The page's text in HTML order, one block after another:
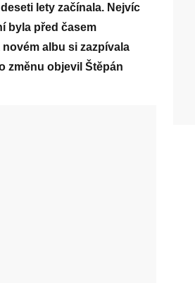
lety začínala. Nejvíc
byla před časem
albu si zazpívala
změnu objevil Štěpán